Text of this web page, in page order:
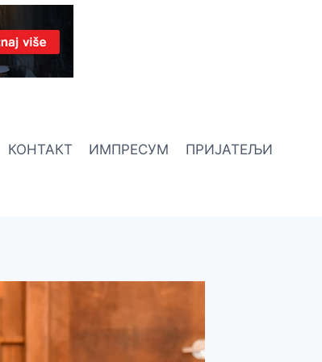
КОНТАКТ ИМПРЕСУМ ПРИЈАТЕЉИ